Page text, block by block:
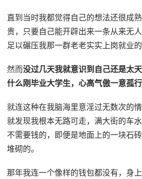
直到当时我都觉得自己的想法还很成
贵，只要自己能开辟出来一条从来无
足以碾压我那一群老老实实上岗就业的
然而没过几天我就意识到自己还是太
什么刚毕业大学生，心高气傲一意孤行
就连这种在我脑海里意淫过无数次的
就发现我根本无路可走，满大街的车
不需要钱的，即便是地面上的一块石
堆砌的。
那年我连一个像样的钱包都没有，身